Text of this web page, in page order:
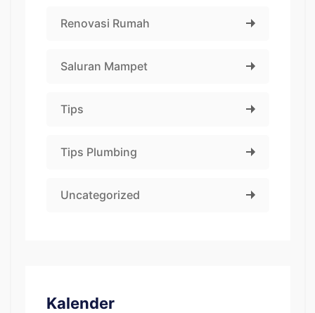
Renovasi Rumah
Saluran Mampet
Tips
Tips Plumbing
Uncategorized
Kalender